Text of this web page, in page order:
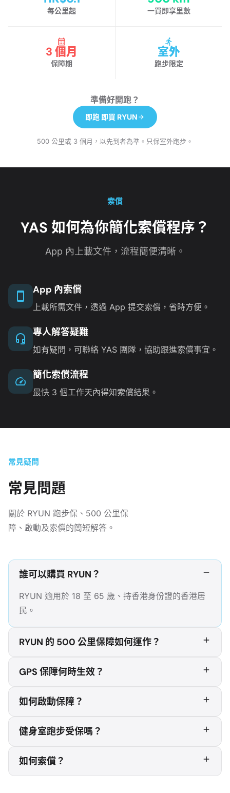
每公里起 一買即享里數
3 個月
保障期
室外
跑步限定
準備好開跑？
即跑 即買 RYUN
500 公里或 3 個月，以先到者為準。只保室外跑步。
索償
YAS 如何為你簡化索償程序？
App 內上載文件，流程簡便清晰。
App 內索償
上載所需文件，透過 App 提交索償，省時方便。
專人解答疑難
如有疑問，可聯絡 YAS 團隊，協助跟進索償事宜。
簡化索償流程
最快 3 個工作天內得知索償結果。
常見疑問
常見問題
關於 RYUN 跑步保、500 公里保
障、啟動及索償的簡短解答。
誰可以購買 RYUN？
RYUN 適用於 18 至 65 歲、持香港身份證的香港居
民。
RYUN 的 500 公里保障如何運作？
GPS 保障何時生效？
如何啟動保障？
健身室跑步受保嗎？
如何索償？